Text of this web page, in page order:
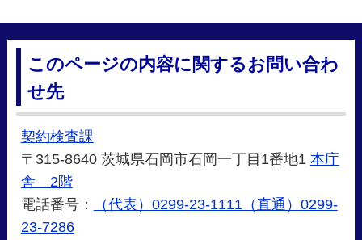
このページの内容に関するお問い合わ
せ先
契約検査課
〒315-8640 茨城県石岡市石岡一丁目1番地1 本庁
舎 2階
電話番号：
（代表）0299-23-1111（直通）0299-
23-7286